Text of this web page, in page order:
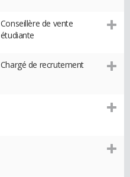
Conseillère de vente
étudiante
Chargé de recrutement